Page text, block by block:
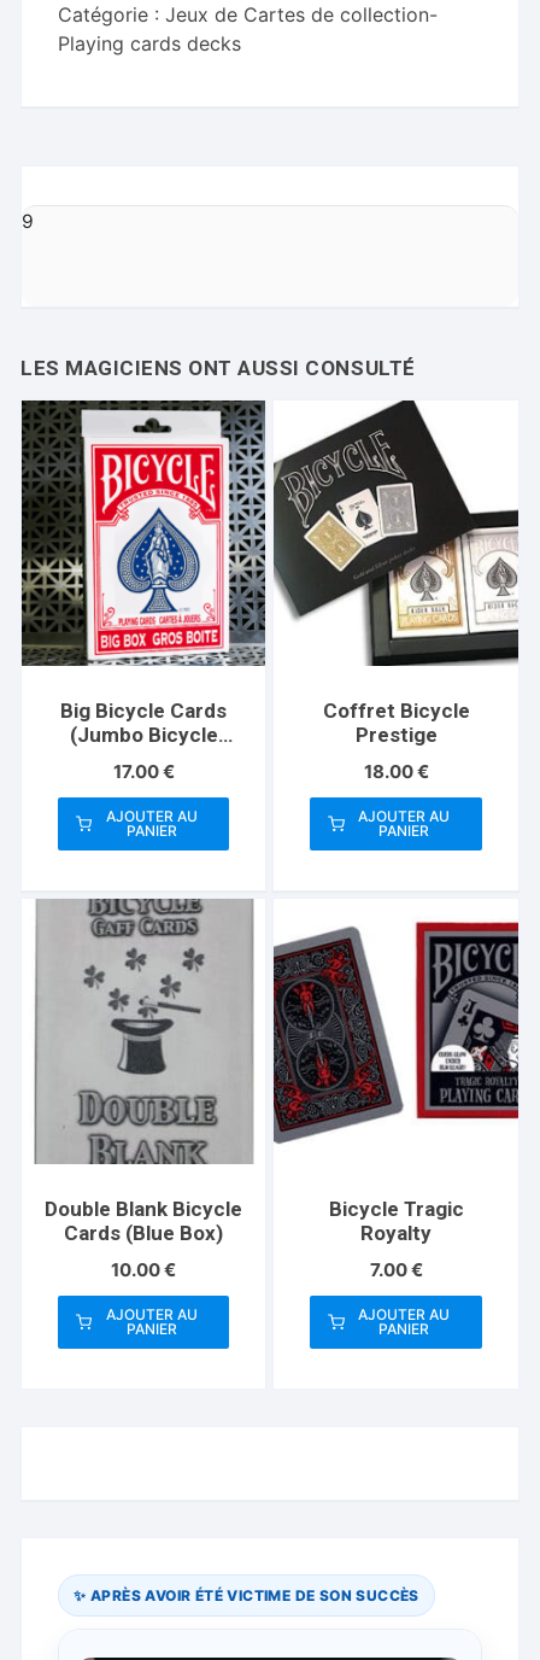
Playing
Cards
Catégorie :Jeux de Cartes de collection-
Playing cards decks
9
Big Bicycle Cards
(Jumbo Bicycle
17.00€
AJOUTER AU
PANIER
Coffret Bicycle
Prestige
18.00€
AJOUTER AU
PANIER
Double Blank Bicycle
Cards (Blue Box)
10.00€
AJOUTER AU
PANIER
Bicycle Tragic
Royalty
7.00€
AJOUTER AU
PANIER
✨ APRÈS AVOIR ÉTÉ VICTIME DE SON SUCCÈS